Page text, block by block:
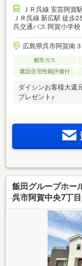
ＪＲ呉線 安芸阿賀
ＪＲ呉線 新広駅 徒歩
呉交通バス 阿賀小学
広島県呉市阿賀南３
都市ガス
建設住宅性能評価付
ダイシンお客様大還
プレゼント♪
飯田グループホ
呉市阿賀中央7丁目